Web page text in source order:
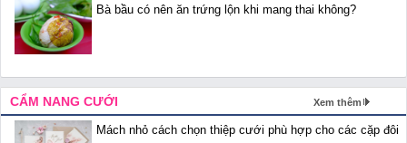
Bà bầu có nên ăn trứng lộn khi mang thai không?
CẨM NANG CƯỚI Xem thêm
Mách nhỏ cách chọn thiệp cưới phù hợp cho các cặp đôi